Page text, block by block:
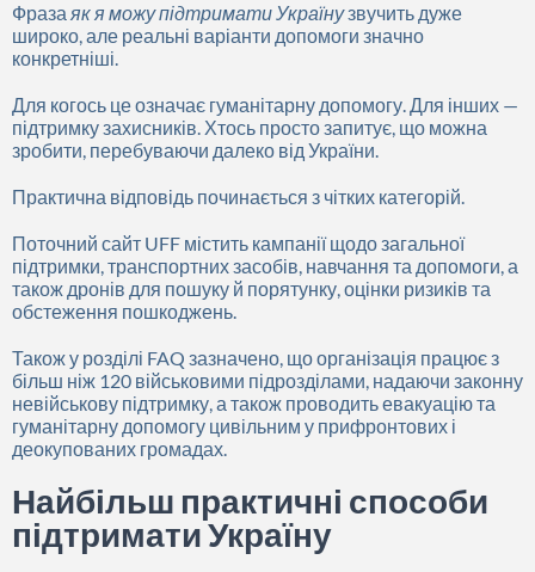
Фраза як я можу підтримати Українузвучить дуже
широко, але реальні варіанти допомоги значно
конкретніші.
Для когось це означає гуманітарну допомогу. Для інших —
підтримку захисників. Хтось просто запитує, що можна
зробити, перебуваючи далеко від України.
Практична відповідь починається з чітких категорій.
Поточний сайт UFF містить кампанії щодо загальної
підтримки, транспортних засобів, навчання та допомоги, а
також дронів для пошуку й порятунку, оцінки ризиків та
обстеження пошкоджень.
Також у розділі FAQ зазначено, що організація працює з
більш ніж 120 військовими підрозділами, надаючи законну
невійськову підтримку, а також проводить евакуацію та
гуманітарну допомогу цивільним у прифронтових і
деокупованих громадах.
Найбільш практичні способи
підтримати Україну